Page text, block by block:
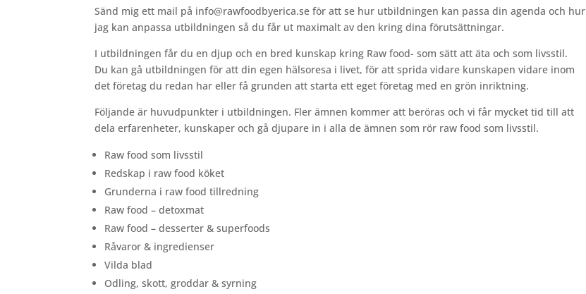
Sänd mig ett mail på info@rawfoodbyerica.se för att se hur utbildningen kan passa din agenda och hur
jag kan anpassa utbildningen så du får ut maximalt av den kring dina förutsättningar.
I utbildningen får du en djup och en bred kunskap kring Raw food- som sätt att äta och som livsstil.
Du kan gå utbildningen för att din egen hälsoresa i livet, för att sprida vidare kunskapen vidare inom
det företag du redan har eller få grunden att starta ett eget företag med en grön inriktning.
Följande är huvudpunkter i utbildningen. Fler ämnen kommer att beröras och vi får mycket tid till att
dela erfarenheter, kunskaper och gå djupare in i alla de ämnen som rör raw food som livsstil.
Raw food som livsstil
Redskap i raw food köket
Grunderna i raw food tillredning
Raw food – detoxmat
Raw food – desserter & superfoods
Råvaror & ingredienser
Vilda blad
Odling, skott, groddar & syrning